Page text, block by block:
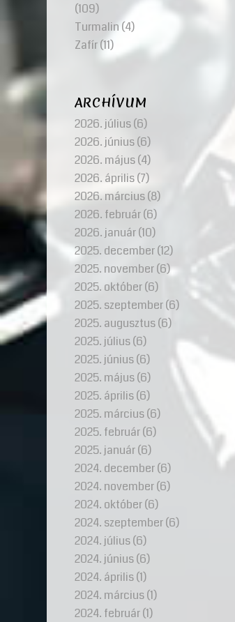
(109)
Turmalin (4)
Zafír(11)
ARCHÍVUM
2026. július(6)
2026. június(6)
2026. május(4)
2026. április(7)
2026. március(8)
2026. február(6)
2026. január(10)
2025. december(12)
2025. november(6)
2025. október(6)
2025. szeptember(6)
2025. augusztus(6)
2025. július(6)
2025. június(6)
2025. május(6)
2025. április(6)
2025. március(6)
2025. február(6)
2025. január(6)
2024. december(6)
2024. november(6)
2024. október(6)
2024. szeptember(6)
2024. július(6)
2024. június(6)
2024. április(1)
2024. március(1)
2024. február(1)